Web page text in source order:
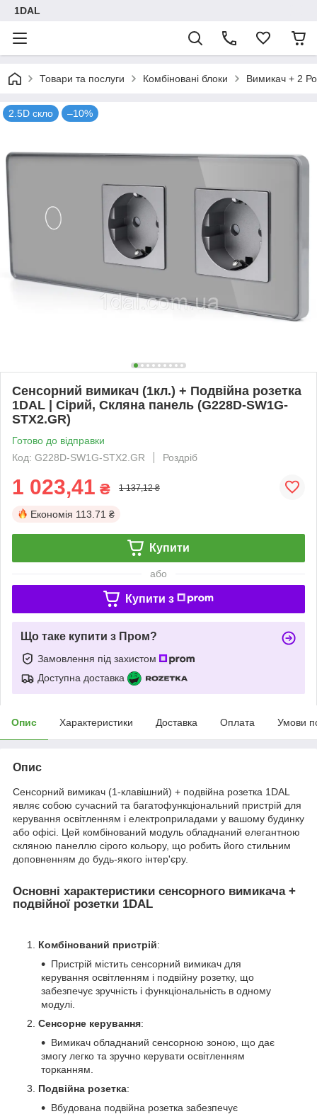
1DAL
Товари та послуги Комбіновані блоки Вимикач + 2
2.5D скло –10%
Сенсорний вимикач (1кл.) + Подвійна розетка
1DAL | Сірий, Скляна панель (G228D-SW1G-
STX2.GR)
Готово до відправки
Код: G228D-SW1G-STX2.GR
Роздріб
1 023,41 ₴ 1 137,12 ₴
Економія 113.71 ₴
Купити
або
Купити з
Що таке купити з Пром?
Замовлення під захистом
Доступна доставка
Опис Характеристики Доставка Оплата Умови
Опис
Сенсорний вимикач (1-клавішний) + подвійна розетка 1DAL
являє собою сучасний та багатофункціональний пристрій для
керування освітленням і електроприладами у вашому будинку
або офісі. Цей комбінований модуль обладнаний елегантною
скляною панеллю сірого кольору, що робить його стильним
доповненням до будь-якого інтер'єру.
Основні характеристики сенсорного вимикача +
подвійної розетки 1DAL
Комбінований пристрій:
Пристрій містить сенсорний вимикач для
керування освітленням і подвійну розетку, що
забезпечує зручність і функціональність в одному
модулі.
Сенсорне керування:
Вимикач обладнаний сенсорною зоною, що дає
змогу легко та зручно керувати освітленням
торканням.
Подвійна розетка:
Вбудована подвійна розетка забезпечує